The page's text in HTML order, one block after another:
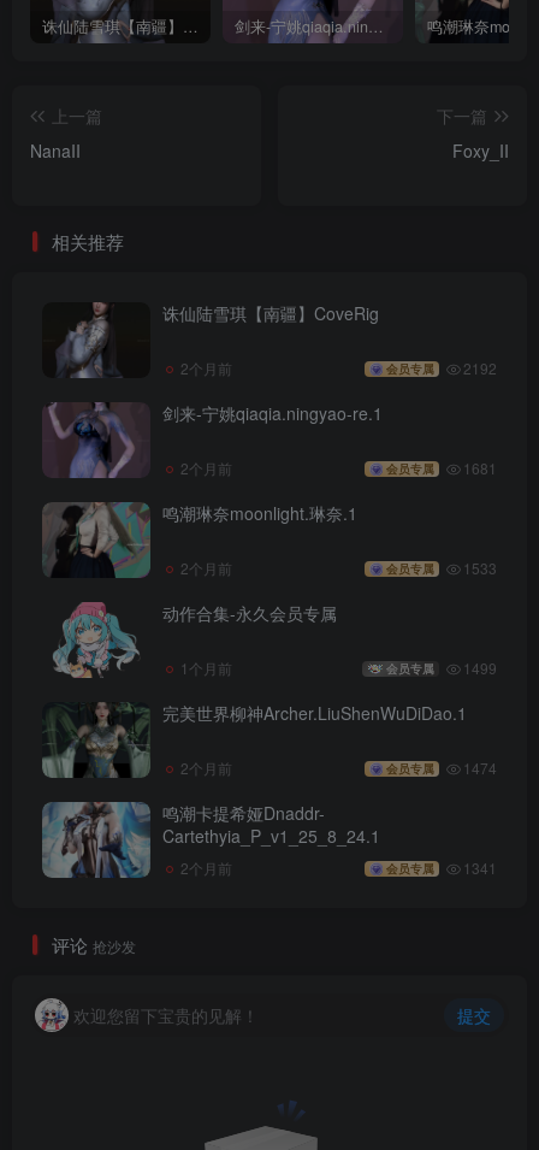
诛仙陆雪琪【南疆】CoveRig 剑来-宁姚qiaqia.ningyao-re.1
上一篇
NanaII
下一篇
Foxy_II
相关推荐
诛仙陆雪琪【南疆】CoveRig
2个月前 会员专属 2192
剑来-宁姚qiaqia.ningyao-re.1
2个月前 会员专属 1681
鸣潮琳奈moonlight.琳奈.1
2个月前 会员专属 1533
动作合集-永久会员专属
1个月前 会员专属 1499
完美世界柳神Archer.LiuShenWuDiDao.1
2个月前 会员专属 1474
鸣潮卡提希娅Dnaddr-
Cartethyia_P_v1_25_8_24.1
2个月前 会员专属 1341
评论 抢沙发
欢迎您留下宝贵的见解！ 提交